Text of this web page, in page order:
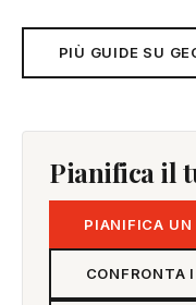
PIÙ GUIDE SU
Pianifica il
PIANIFICA UN
CONFRONTA